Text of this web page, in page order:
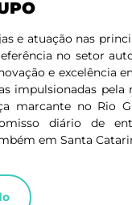
e atuação nas
no setor
e excelência
impulsionadas pela
marcante no Rio
diário de
em Santa